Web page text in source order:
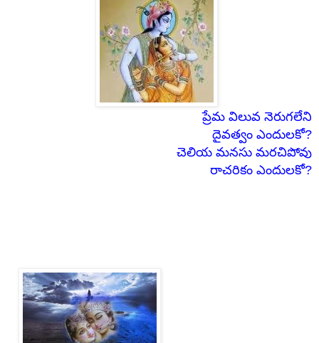
ప్రేమ విలువ నెరుగలేని
దైవత్వం ఎందులకో?
చెలియ మనసు మరచిపోవు
రాచరికం ఎందులకో?